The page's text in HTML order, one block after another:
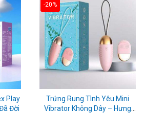
Play
Đời
-20%
Trứng Rung Tình Yêu Mini
Vibrator Không Dây – Hưng